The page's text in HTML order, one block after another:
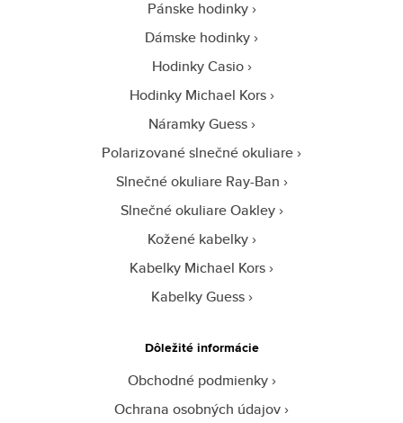
Pánske hodinky
Dámske hodinky
Hodinky Casio
Hodinky Michael Kors
Náramky Guess
Polarizované slnečné okuliare
Slnečné okuliare Ray-Ban
Slnečné okuliare Oakley
Kožené kabelky
Kabelky Michael Kors
Kabelky Guess
Dôležité informácie
Obchodné podmienky
Ochrana osobných údajov